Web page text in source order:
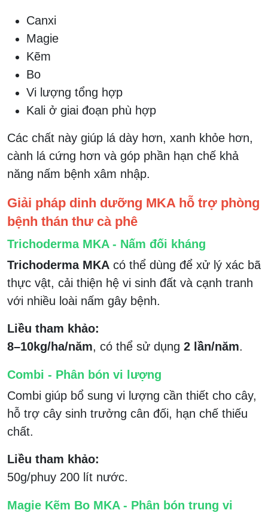
Canxi
Magie
Kẽm
Bo
Vi lượng tổng hợp
Kali ở giai đoạn phù hợp
Các chất này giúp lá dày hơn, xanh khỏe hơn,
cành lá cứng hơn và góp phần hạn chế khả
năng nấm bệnh xâm nhập.
Giải pháp dinh dưỡng MKA hỗ trợ phòng
bệnh thán thư cà phê
Trichoderma MKA - Nấm đối kháng
Trichoderma MKA có thể dùng để xử lý xác bã
thực vật, cải thiện hệ vi sinh đất và cạnh tranh
với nhiều loài nấm gây bệnh.
Liều tham khảo:
8–10kg/ha/năm, có thể sử dụng 2 lần/năm.
Combi - Phân bón vi lượng
Combi giúp bổ sung vi lượng cần thiết cho cây,
hỗ trợ cây sinh trưởng cân đối, hạn chế thiếu
chất.
Liều tham khảo:
50g/phuy 200 lít nước.
Magie Kẽm Bo MKA - Phân bón trung vi